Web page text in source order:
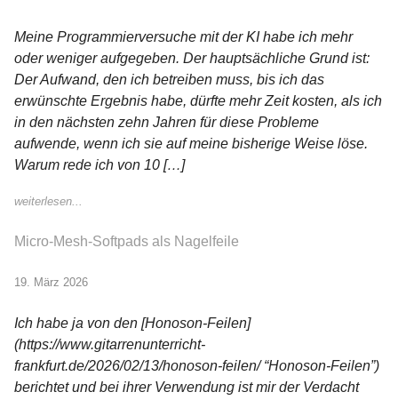
Meine Programmierversuche mit der KI habe ich mehr
oder weniger aufgegeben. Der hauptsächliche Grund ist:
Der Aufwand, den ich betreiben muss, bis ich das
erwünschte Ergebnis habe, dürfte mehr Zeit kosten, als ich
in den nächsten zehn Jahren für diese Probleme
aufwende, wenn ich sie auf meine bisherige Weise löse.
Warum rede ich von 10 […]
weiterlesen...
Micro-Mesh-Softpads als Nagelfeile
19. März 2026
Ich habe ja von den [Honoson-Feilen]
(https://www.gitarrenunterricht-
frankfurt.de/2026/02/13/honoson-feilen/ “Honoson-Feilen”)
berichtet und bei ihrer Verwendung ist mir der Verdacht